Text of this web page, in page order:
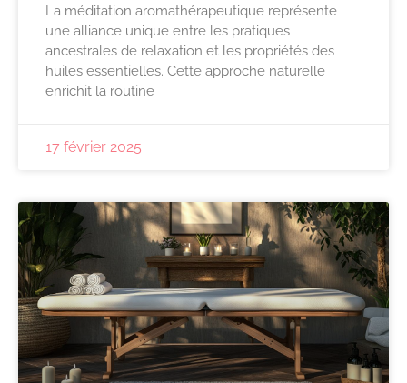
La méditation aromathérapeutique représente
une alliance unique entre les pratiques
ancestrales de relaxation et les propriétés des
huiles essentielles. Cette approche naturelle
enrichit la routine
17 février 2025